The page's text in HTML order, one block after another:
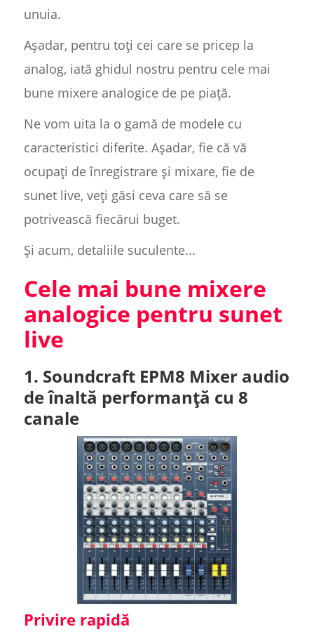
unuia.
Așadar, pentru toți cei care se pricep la
analog, iată ghidul nostru pentru cele mai
bune mixere analogice de pe piață.
Ne vom uita la o gamă de modele cu
caracteristici diferite. Așadar, fie că vă
ocupați de înregistrare și mixare, fie de
sunet live, veți găsi ceva care să se
potrivească fiecărui buget.
Și acum, detaliile suculente...
Cele mai bune mixere
analogice pentru sunet
live
1. Soundcraft EPM8 Mixer audio
de înaltă performanță cu 8
canale
Privire rapidă